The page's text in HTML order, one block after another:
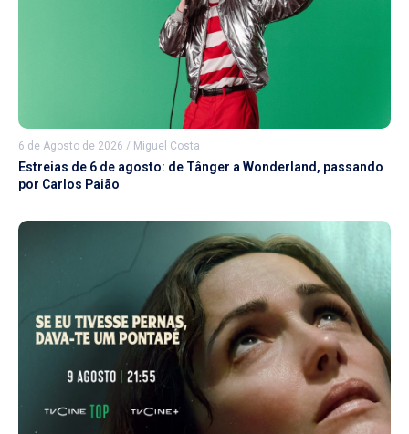
6 de Agosto de 2026 / Miguel Costa
Estreias de 6 de agosto: de Tânger a Wonderland, passando
por Carlos Paião